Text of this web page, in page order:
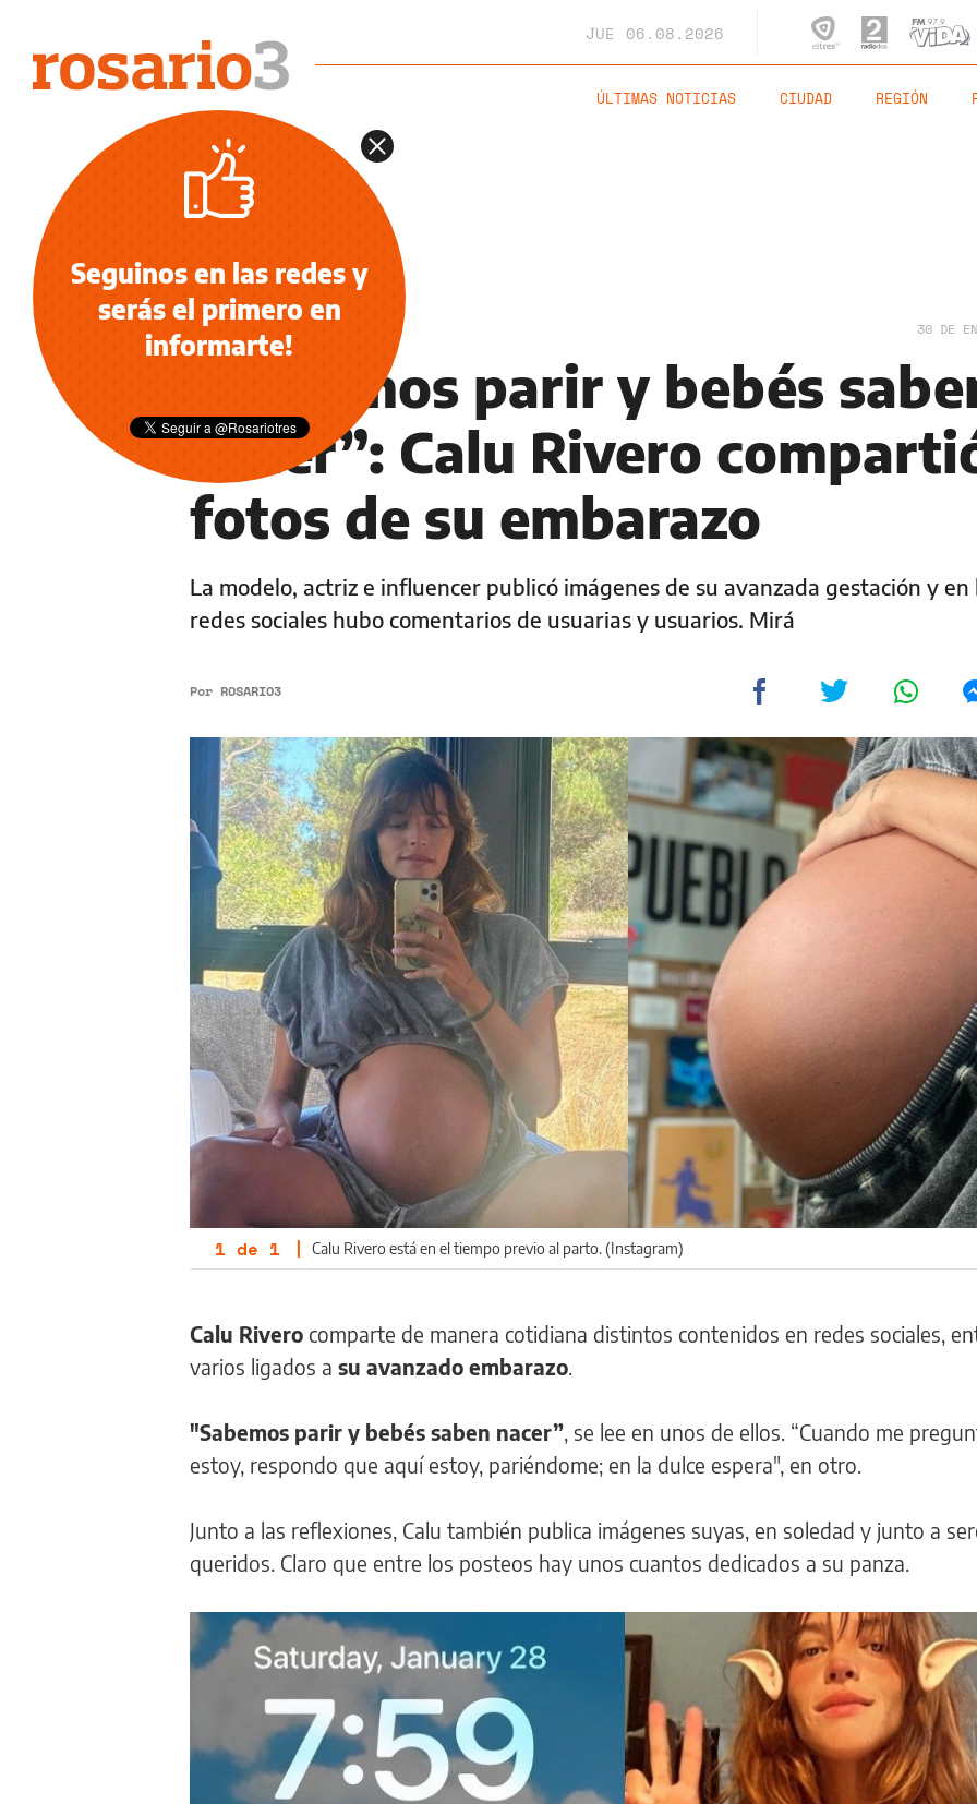
JUE 06.08.2026
ÚLTIMAS NOTICIAS CIUDAD REGIÓN
REDES SOCIALES 30 DE
"Sabemos parir y bebés
nacer”: Calu Rivero
fotos de su embarazo
La modelo, actriz e influencer publicó imágenes de su avanzada gestación y en
redes sociales hubo comentarios de usuarias y usuarios. Mirá
Por ROSARIO3
1 de 1 | Calu Rivero está en el tiempo previo al parto. (Instagram)
Calu Rivero comparte de manera cotidiana distintos contenidos en redes sociales,
varios ligados a su avanzado embarazo
"Sabemos parir y bebés saben nacer” , se lee en unos de ellos. “Cuando me
estoy, respondo que aquí estoy, pariéndome; en la dulce espera", en otro.
Junto a las reflexiones, Calu también publica imágenes suyas, en soledad y junto a
queridos. Claro que entre los posteos hay unos cuantos dedicados a su panza.
Seguinos en las redes y
serás el primero en
informarte!